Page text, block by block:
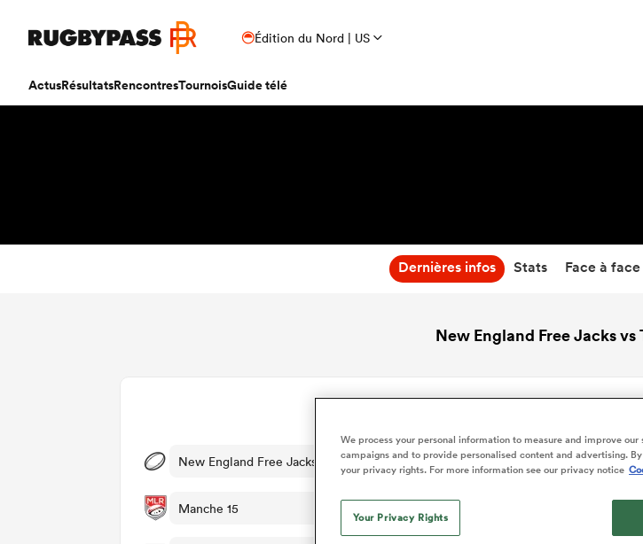
Édition du Nord | US
ActusRésultatsRencontresTournoisGuide télé
Dernières infos Stats Face à face
New England Free Jacks
New England Free Jacks v Toronto Arrows
Manche 15
We process your personal information to measure and improve
campaigns and to provide personalised content and advertising.
your privacy rights. For more information see our privacy notice
Your Privacy Rights